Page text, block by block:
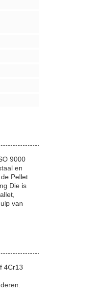
9000
en
Pellet
Die is
van
4Cr13